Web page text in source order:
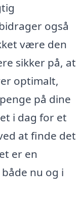
også
være den
sikker på, at
optimalt,
på dine
i dag for et
at finde det
er en
nu og i